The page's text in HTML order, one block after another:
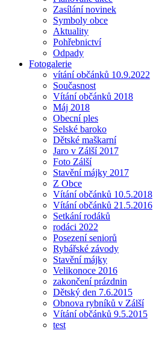
Zasílání novinek
Symboly obce
Aktuality
Pohřebnictví
Odpady
Fotogalerie
vítání občánků 10.9.2022
Současnost
Vítání občánků 2018
Máj 2018
Obecní ples
Selské baroko
Dětské maškarní
Jaro v Zálší 2017
Foto Zálší
Stavění májky 2017
Z Obce
Vítání občánků 10.5.2018
Vítání občánků 21.5.2016
Setkání rodáků
rodáci 2022
Posezení seniorů
Rybářské závody
Stavění májky
Velikonoce 2016
zakončení prázdnin
Dětský den 7.6.2015
Obnova rybníků v Zálší
Vítání občánků 9.5.2015
test